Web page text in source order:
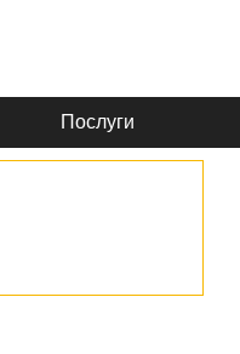
Послуги